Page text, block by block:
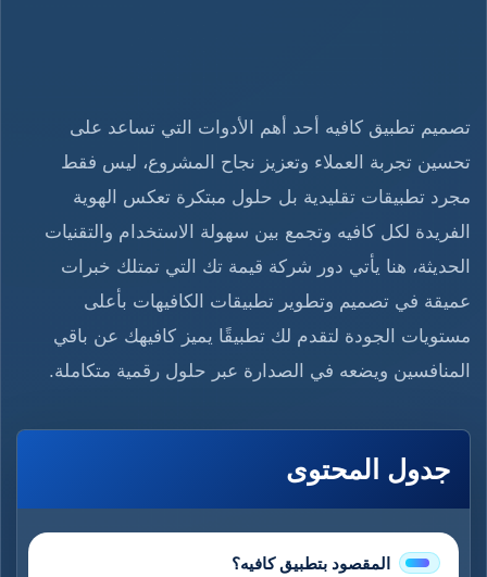
تصميم تطبيق كافيه أحد أهم الأدوات التي تساعد على
تحسين تجربة العملاء وتعزيز نجاح المشروع، ليس فقط
مجرد تطبيقات تقليدية بل حلول مبتكرة تعكس الهوية
الفريدة لكل كافيه وتجمع بين سهولة الاستخدام والتقنيات
الحديثة، هنا يأتي دور شركة قيمة تك التي تمتلك خبرات
عميقة في تصميم وتطوير تطبيقات الكافيهات بأعلى
مستويات الجودة لتقدم لك تطبيقًا يميز كافيهك عن باقي
المنافسين ويضعه في الصدارة عبر حلول رقمية متكاملة.​
جدول المحتوى
المقصود بتطبيق كافيه؟